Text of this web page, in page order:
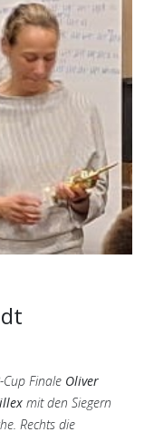
Finale Oliver
mit den Siegern
Rechts die